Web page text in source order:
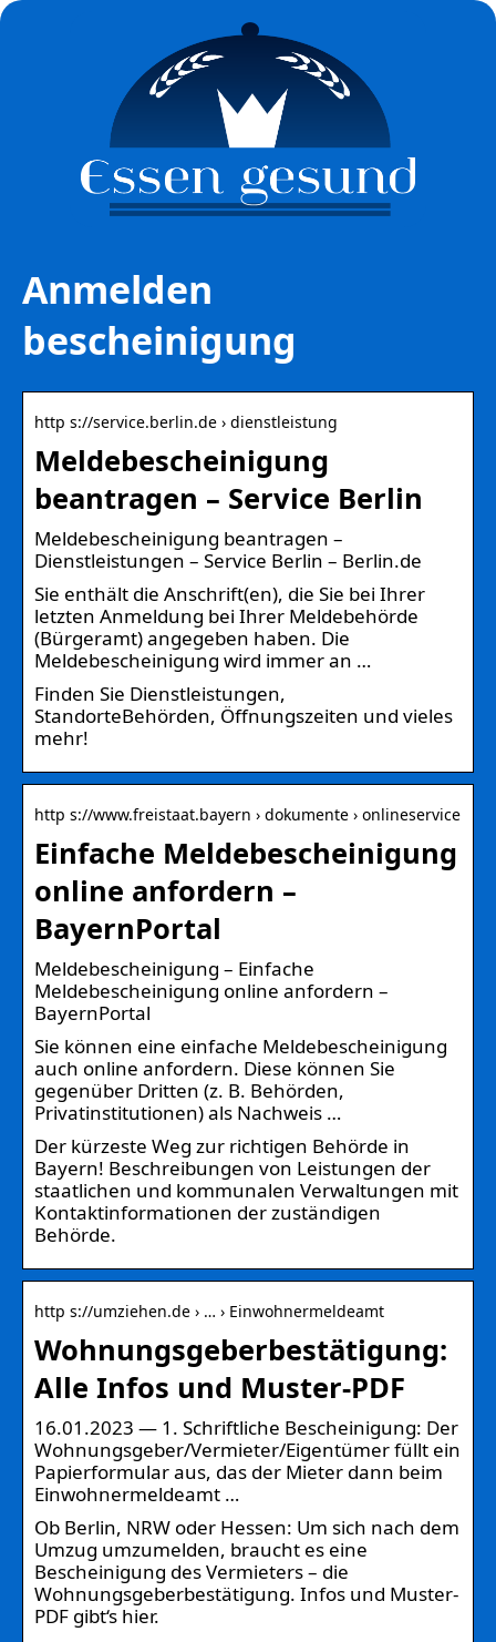
Anmelden
bescheinigung
http s://service.berlin.de › dienstleistung
Meldebescheinigung
beantragen – Service Berlin
Meldebescheinigung beantragen –
Dienstleistungen – Service Berlin – Berlin.de
Sie enthält die Anschrift(en), die Sie bei Ihrer
letzten Anmeldung bei Ihrer Meldebehörde
(Bürgeramt) angegeben haben. Die
Meldebescheinigung wird immer an …
Finden Sie Dienstleistungen,
StandorteBehörden, Öffnungszeiten und vieles
mehr!
http s://www.freistaat.bayern › dokumente › onlineservice
Einfache Meldebescheinigung
online anfordern –
BayernPortal
Meldebescheinigung – Einfache
Meldebescheinigung online anfordern –
BayernPortal
Sie können eine einfache Meldebescheinigung
auch online anfordern. Diese können Sie
gegenüber Dritten (z. B. Behörden,
Privatinstitutionen) als Nachweis …
Der kürzeste Weg zur richtigen Behörde in
Bayern! Beschreibungen von Leistungen der
staatlichen und kommunalen Verwaltungen mit
Kontaktinformationen der zuständigen
Behörde.
http s://umziehen.de › … › Einwohnermeldeamt
Wohnungsgeberbestätigung:
Alle Infos und Muster-PDF
16.01.2023 — 1. Schriftliche Bescheinigung: Der
Wohnungsgeber/Vermieter/Eigentümer füllt ein
Papierformular aus, das der Mieter dann beim
Einwohnermeldeamt …
Ob Berlin, NRW oder Hessen: Um sich nach dem
Umzug umzumelden, braucht es eine
Bescheinigung des Vermieters – die
Wohnungsgeberbestätigung. Infos und Muster-
PDF gibt‘s hier.